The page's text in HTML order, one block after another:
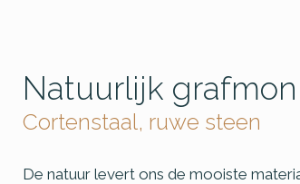
Natuurlijk
Cortenstaal, ruwe steen
De natuur levert ons de mooiste